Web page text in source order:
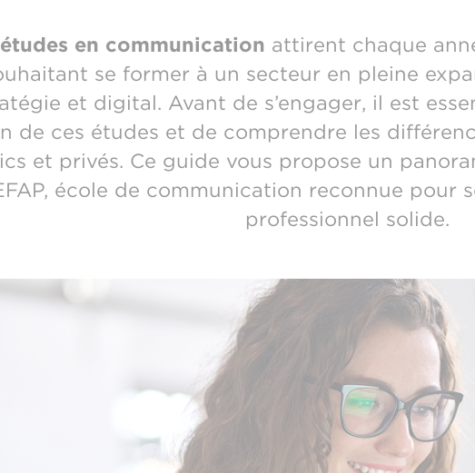
études en communication attirent chaque
se former à un secteur en pleine
et digital. Avant de s’engager, il est
de ces études et de comprendre les
et privés. Ce guide vous propose un
école de communication reconnue pour
professionnel solide.